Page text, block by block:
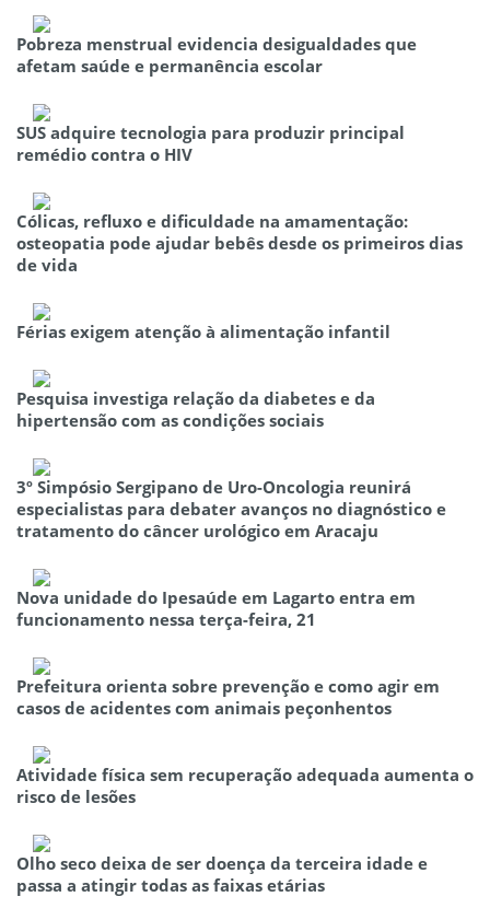
Pobreza menstrual evidencia desigualdades que
afetam saúde e permanência escolar
SUS adquire tecnologia para produzir principal
remédio contra o HIV
Cólicas, refluxo e dificuldade na amamentação:
osteopatia pode ajudar bebês desde os primeiros dias
de vida
Férias exigem atenção à alimentação infantil
Pesquisa investiga relação da diabetes e da
hipertensão com as condições sociais
3º Simpósio Sergipano de Uro-Oncologia reunirá
especialistas para debater avanços no diagnóstico e
tratamento do câncer urológico em Aracaju
Nova unidade do Ipesaúde em Lagarto entra em
funcionamento nessa terça-feira, 21
Prefeitura orienta sobre prevenção e como agir em
casos de acidentes com animais peçonhentos
Atividade física sem recuperação adequada aumenta o
risco de lesões
Olho seco deixa de ser doença da terceira idade e
passa a atingir todas as faixas etárias